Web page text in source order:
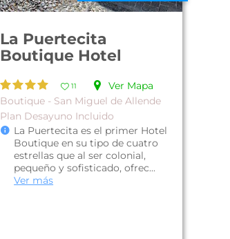
La Puertecita
Boutique Hotel
11
Ver Mapa
Boutique - San Miguel de Allende
Plan Desayuno Incluido
La Puertecita es el primer Hotel
Boutique en su tipo de cuatro
estrellas que al ser colonial,
pequeño y sofisticado, ofrec...
Ver más